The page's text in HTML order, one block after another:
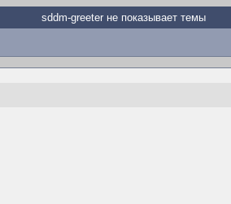
sddm-greeter не показывает темы